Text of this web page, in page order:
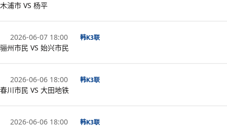
木浦市 VS 杨平
2026-06-07 18:00 韩K3联
骊州市民 VS 始兴市民
2026-06-06 18:00 韩K3联
春川市民 VS 大田地铁
2026-06-06 18:00 韩K3联